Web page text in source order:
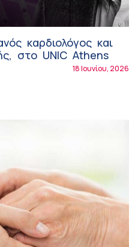
καρδιολόγος και
στο UNIC Athens
18 Ιουνίου, 2026